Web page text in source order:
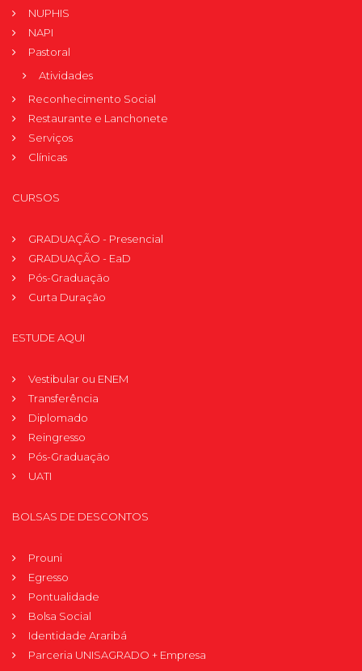
NUPHIS
NAPI
Pastoral
Atividades
Reconhecimento Social
Restaurante e Lanchonete
Serviços
Clínicas
CURSOS
GRADUAÇÃO - Presencial
GRADUAÇÃO - EaD
Pós-Graduação
Curta Duração
ESTUDE AQUI
Vestibular ou ENEM
Transferência
Diplomado
Reingresso
Pós-Graduação
UATI
BOLSAS DE DESCONTOS
Prouni
Egresso
Pontualidade
Bolsa Social
Identidade Araribá
Parceria UNISAGRADO + Empresa